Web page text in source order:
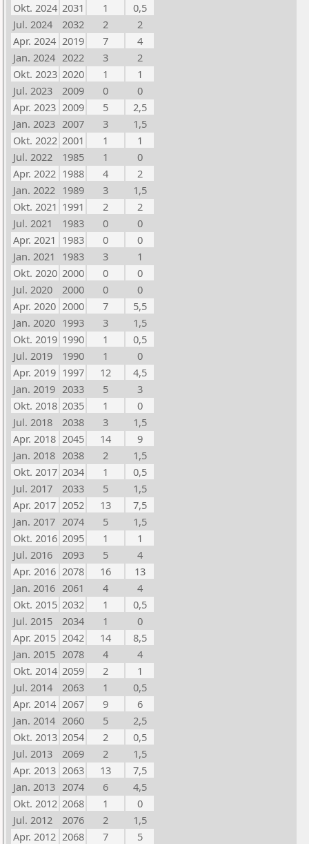
Okt. 2024 2031 1
0,5
Jul. 2024
2032 2
2
Apr. 2024 2019 7
4
Jan. 2024 2022 3
2
Okt. 2023 2020 1
1
Jul. 2023
2009 0
0
Apr. 2023 2009 5
2,5
Jan. 2023 2007 3
1,5
Okt. 2022 2001 1
1
Jul. 2022
1985 1
0
Apr. 2022 1988 4
2
Jan. 2022 1989 3
1,5
Okt. 2021 1991 2
2
Jul. 2021
1983 0
0
Apr. 2021 1983 0
0
Jan. 2021
1983 3
1
Okt. 2020 2000 0
0
Jul. 2020
2000 0
0
Apr. 2020 2000 7
5,5
Jan. 2020 1993 3
1,5
Okt. 2019 1990 1
0,5
Jul. 2019
1990 1
0
Apr. 2019 1997 12
4,5
Jan. 2019 2033 5
3
Okt. 2018 2035 1
0
Jul. 2018
2038 3
1,5
Apr. 2018 2045 14
9
Jan. 2018 2038 2
1,5
Okt. 2017 2034 1
0,5
Jul. 2017
2033 5
1,5
Apr. 2017 2052 13
7,5
Jan. 2017 2074 5
1,5
Okt. 2016 2095 1
1
Jul. 2016
2093 5
4
Apr. 2016 2078 16
13
Jan. 2016 2061 4
4
Okt. 2015 2032 1
0,5
Jul. 2015
2034 1
0
Apr. 2015 2042 14
8,5
Jan. 2015 2078 4
4
Okt. 2014 2059 2
1
Jul. 2014
2063 1
0,5
Apr. 2014 2067 9
6
Jan. 2014 2060 5
2,5
Okt. 2013 2054 2
0,5
Jul. 2013
2069 2
1,5
Apr. 2013 2063 13
7,5
Jan. 2013 2074 6
4,5
Okt. 2012 2068 1
0
Jul. 2012
2076 2
1,5
Apr. 2012 2068 7
5